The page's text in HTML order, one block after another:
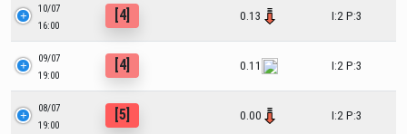
10/07
16:00
[4] 0.13 I:2 P:3
09/07
19:00
[4] 0.11 I:2 P:3
08/07
19:00
[5] 0.00 I:2 P:3